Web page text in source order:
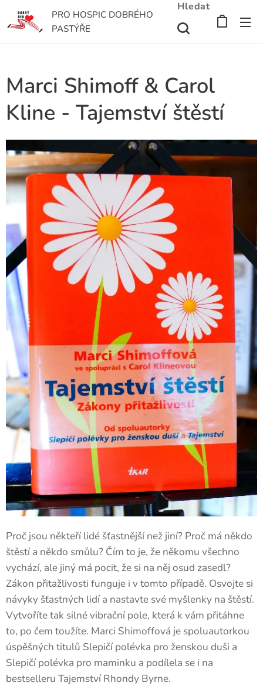
PRO HOSPIC DOBRÉHO
PASTÝŘE
Hledat
Marci Shimoff & Carol
Kline - Tajemství štěstí
Proč jsou někteří lidé šťastnější než jiní? Proč má někdo
štěstí a někdo smůlu? Čím to je, že někomu všechno
vychází, ale jiný má pocit, že si na něj osud zasedl?
Zákon přitažlivosti funguje i v tomto případě. Osvojte si
návyky šťastných lidí a nastavte své myšlenky na štěstí.
Vytvoříte tak silné vibrační pole, která k vám přitáhne
to, po čem toužíte. Marci Shimoffová je spoluautorkou
úspěšných titulů Slepičí polévka pro ženskou duši a
Slepičí polévka pro maminku a podílela se i na
bestselleru Tajemství Rhondy Byrne.